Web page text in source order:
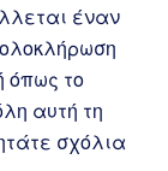
έναν
όπως το
αυτή τη
σχόλια